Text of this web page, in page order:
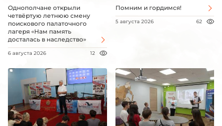
Однополчане открыли
четвёртую летнюю смену
поискового палаточного
лагеря «Нам память
досталась в наследство»
6 августа 2026 12
Помним и гордимся!
5 августа 2026 62